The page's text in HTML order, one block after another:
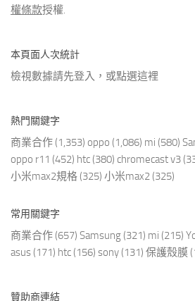
權條款授權.
本頁面人次統計
檢視數據請先登入，或點選這裡
熱門關鍵字
商業合作 (1,353) oppo (1,086) mi (580)
oppo r11 (452) htc (380) chromecast v3
小米max2規格 (325) 小米max2 (325)
常用關鍵字
商業合作 (657) Samsung (321) mi (215)
asus (171) htc (156) sony (131) 保護殼膜
贊助商連結